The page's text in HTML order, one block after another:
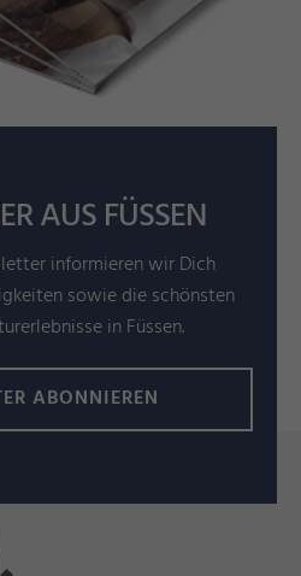
AUS FÜSSEN
informieren wir Dich
sowie die schönsten
in Füssen.
ABONNIEREN